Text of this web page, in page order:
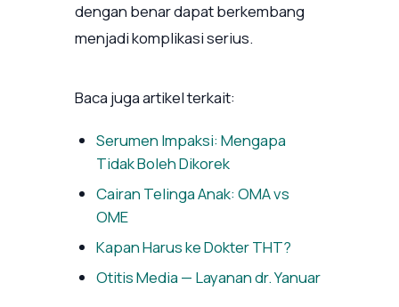
dengan benar dapat berkembang
menjadi komplikasi serius.
Baca juga artikel terkait:
Serumen Impaksi: Mengapa
Tidak Boleh Dikorek
Cairan Telinga Anak: OMA vs
OME
Kapan Harus ke Dokter THT?
Otitis Media — Layanan dr. Yanuar